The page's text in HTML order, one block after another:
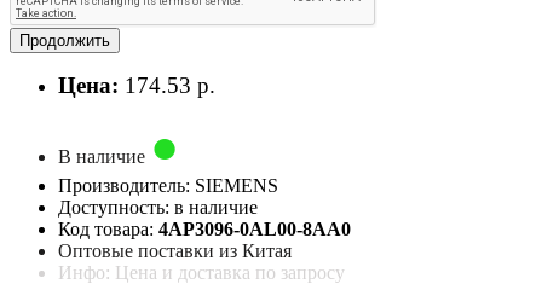
Продолжить
Цена: 174.53 р.
В наличие
Производитель: SIEMENS
Доступность: в наличие
Код товара: 4AP3096-0AL00-8AA0
Оптовые поставки из Китая
Инфо: Цена и доставка по запросу